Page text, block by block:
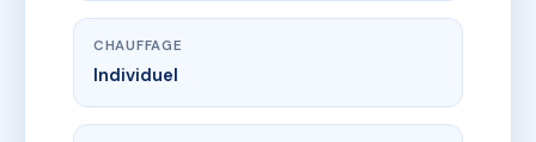
CHAUFFAGE
Individuel